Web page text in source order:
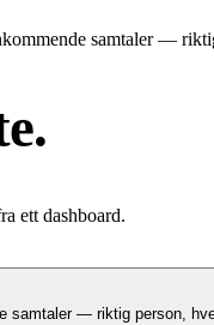
samtaler —
ett dashboard.
samtaler — riktig person,